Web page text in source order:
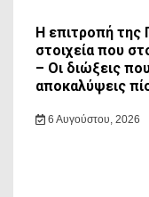
Η επιτροπή της
στοιχεία που
– Οι διώξεις
αποκαλύψεις
6 Αυγούστου, 2026